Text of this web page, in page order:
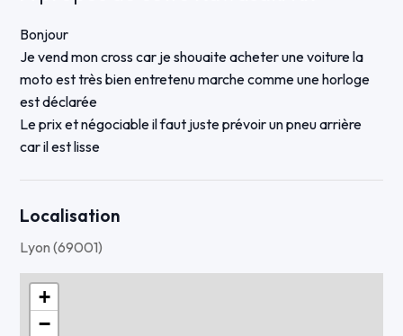
Bonjour
Je vend mon cross car je shouaite acheter une voiture la
moto est très bien entretenu marche comme une horloge
est déclarée
Le prix et négociable il faut juste prévoir un pneu arrière
car il est lisse
Localisation
Lyon (69001)
+
−